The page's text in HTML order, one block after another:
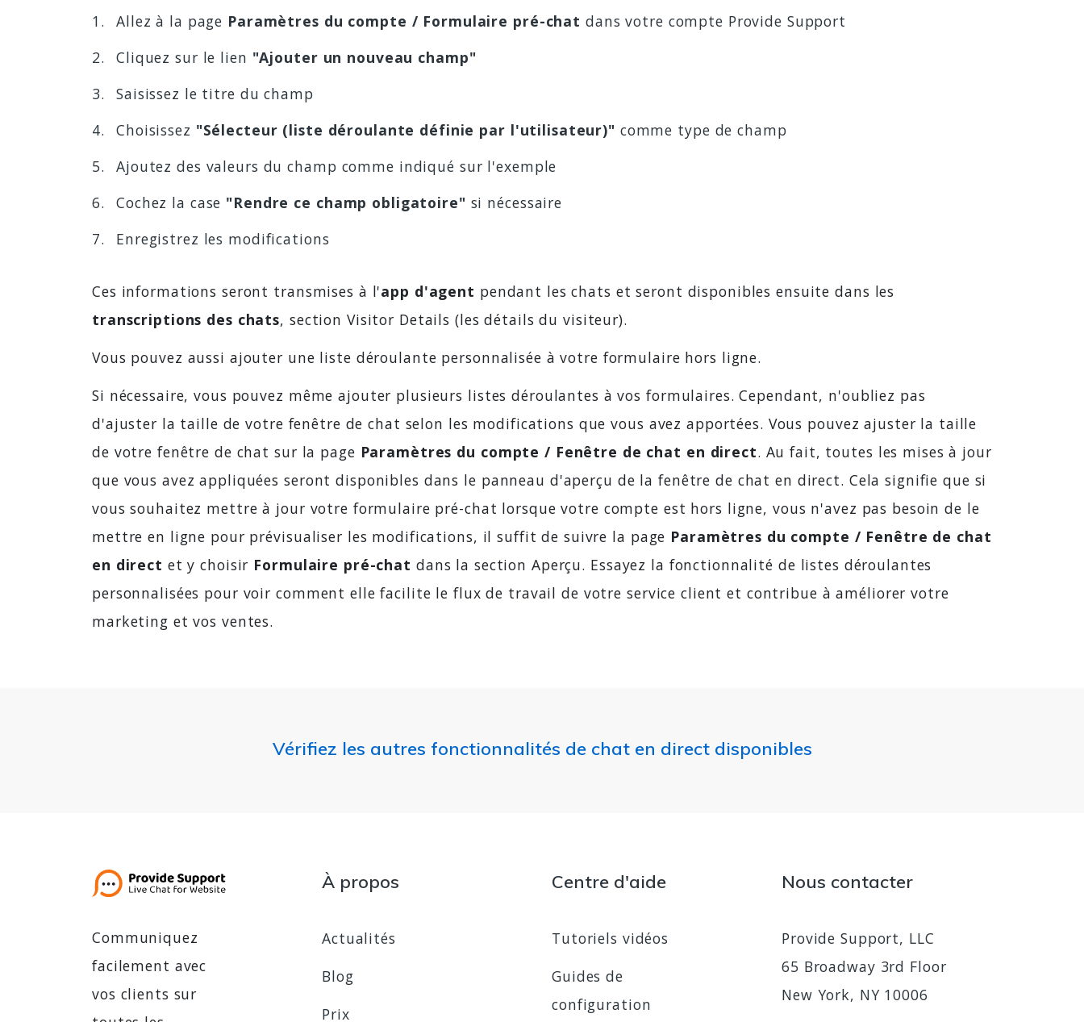
Allez à la page Paramètres du compte / Formulaire pré-chat dans votre compte Provide Support
Cliquez sur le lien "Ajouter un nouveau champ"
Saisissez le titre du champ
Choisissez "Sélecteur (liste déroulante définie par l'utilisateur)" comme type de champ
Ajoutez des valeurs du champ comme indiqué sur l'exemple
Cochez la case "Rendre ce champ obligatoire" si nécessaire
Enregistrez les modifications
Ces informations seront transmises à l'app d'agent pendant les chats et seront disponibles ensuite dans les
transcriptions des chats, section Visitor Details (les détails du visiteur).
Vous pouvez aussi ajouter une liste déroulante personnalisée à votre formulaire hors ligne.
Si nécessaire, vous pouvez même ajouter plusieurs listes déroulantes à vos formulaires. Cependant, n'oubliez pas
d'ajuster la taille de votre fenêtre de chat selon les modifications que vous avez apportées. Vous pouvez ajuster la taille
de votre fenêtre de chat sur la page Paramètres du compte / Fenêtre de chat en direct. Au fait, toutes les mises à jour
que vous avez appliquées seront disponibles dans le panneau d'aperçu de la fenêtre de chat en direct. Cela signifie que si
vous souhaitez mettre à jour votre formulaire pré-chat lorsque votre compte est hors ligne, vous n'avez pas besoin de le
mettre en ligne pour prévisualiser les modifications, il suffit de suivre la page Paramètres du compte / Fenêtre de chat
en direct et y choisir Formulaire pré-chat dans la section Aperçu. Essayez la fonctionnalité de listes déroulantes
personnalisées pour voir comment elle facilite le flux de travail de votre service client et contribue à améliorer votre
marketing et vos ventes.
Vérifiez les autres fonctionnalités de chat en direct disponibles
Communiquez
facilement avec
vos clients sur
À propos
Actualités
Blog
Prix
Centre d'aide
Tutoriels vidéos
Guides de
configuration
Nous contacter
Provide Support, LLC
65 Broadway 3rd Floor
New York, NY 10006